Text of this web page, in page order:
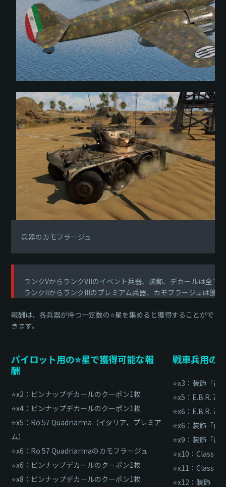
兵器のカモフラージュ
ランクVからランクVIIのイベント兵器、装飾、デカールは全て
ランクIIからランクIIIのプレミアム兵器、カモフラージュは獲
報酬は、各兵器が持つ一定数の⭐星を集めると獲得することがで
きます。
パイロット用の⭐星で獲得可能な報
酬
⭐x2：ピンナップデカールのクーポン1枚
⭐x4：ピンナップデカールのクーポン1枚
⭐x5：Ro.57 Quadriarma（イタリア、プレミア
ム）
⭐x6：Ro.57 Quadriarmaのカモフラージュ
⭐x6：ピンナップデカールのクーポン1枚
⭐x8：ピンナップデカールのクーポン1枚
戦車兵用の
⭐x3：装飾「武
⭐x5：E.B.R.
⭐x6：E.B.R. 75
⭐x6：装飾「武
⭐x9：装飾「武
⭐x10：Class 3
⭐x11：Class
⭐x12：装飾「